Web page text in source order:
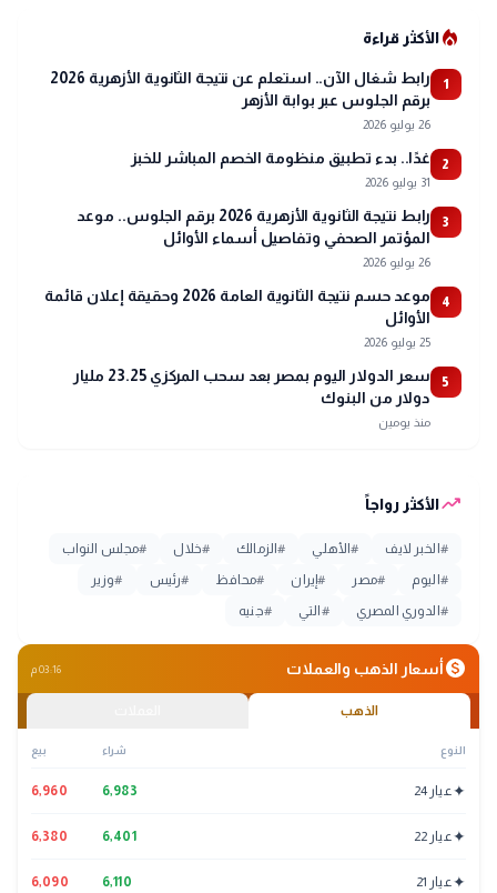
local_fire_departmentالأكثر قراءة
1
رابط شغال الآن.. استعلم عن نتيجة الثانوية الأزهرية 2026
برقم الجلوس عبر بوابة الأزهر
26 يوليو 2026
2 غدًا.. بدء تطبيق منظومة الخصم المباشر للخبز
31 يوليو 2026
3
رابط نتيجة الثانوية الأزهرية 2026 برقم الجلوس.. موعد
المؤتمر الصحفي وتفاصيل أسماء الأوائل
26 يوليو 2026
4
موعد حسم نتيجة الثانوية العامة 2026 وحقيقة إعلان قائمة
الأوائل
25 يوليو 2026
5
سعر الدولار اليوم بمصر بعد سحب المركزي 23.25 مليار
دولار من البنوك
منذ يومين
trending_upالأكثر رواجاً
# الخبر لايف #الأهلي #الزمالك #خلال #مجلس النواب
# اليوم #مصر #إيران #محافظ #رئيس #وزير
# الدوري المصري # التي #جنيه
monetization_onأسعار الذهب والعملات 03:16 م
الذهب
النوع شراء بيع
✦عيار 24 6,983
6,960
✦عيار 22 6,401
6,380
✦عيار 21 6,110
6,090